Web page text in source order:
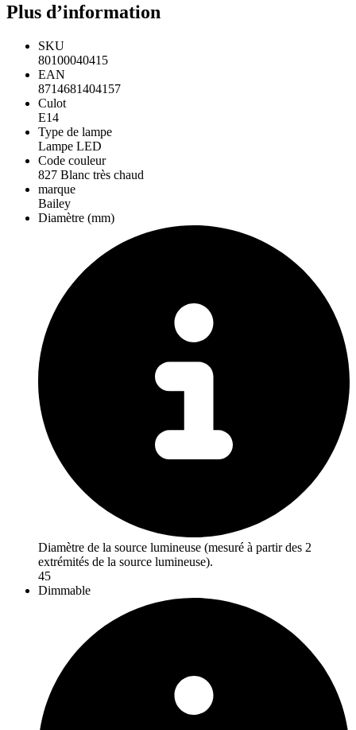
Plus d’information
SKU
80100040415
EAN
8714681404157
Culot
E14
Type de lampe
Lampe LED
Code couleur
827 Blanc très chaud
marque
Bailey
Diamètre (mm)
Diamètre de la source lumineuse (mesuré à partir des 2
extrémités de la source lumineuse).
45
Dimmable